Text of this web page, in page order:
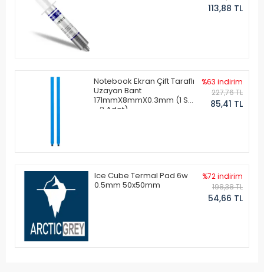
113,88 TL
Notebook Ekran Çift Taraflı
Uzayan Bant
171mmX8mmX0.3mm (1 Set
- 2 Adet)
%63 indirim
227,76 TL
85,41 TL
Ice Cube Termal Pad 6w
0.5mm 50x50mm
%72 indirim
198,38 TL
54,66 TL